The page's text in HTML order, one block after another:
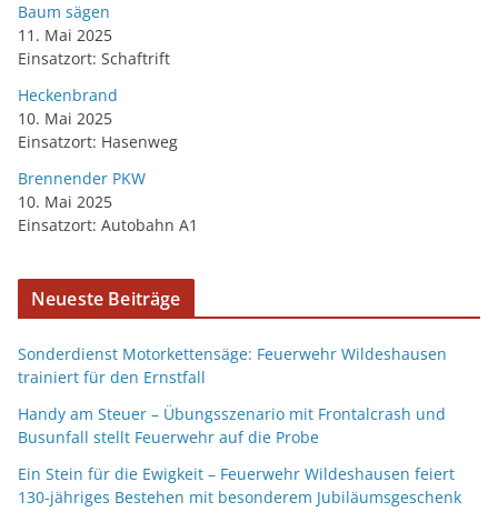
Baum sägen
11. Mai 2025
Einsatzort: Schaftrift
Heckenbrand
10. Mai 2025
Einsatzort: Hasenweg
Brennender PKW
10. Mai 2025
Einsatzort: Autobahn A1
Neueste Beiträge
Sonderdienst Motorkettensäge: Feuerwehr Wildeshausen
trainiert für den Ernstfall
Handy am Steuer – Übungsszenario mit Frontalcrash und
Busunfall stellt Feuerwehr auf die Probe
Ein Stein für die Ewigkeit – Feuerwehr Wildeshausen feiert
130-jähriges Bestehen mit besonderem Jubiläumsgeschenk